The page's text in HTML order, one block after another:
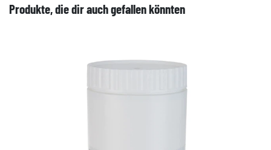
Produkte, die dir auch gefallen könnten